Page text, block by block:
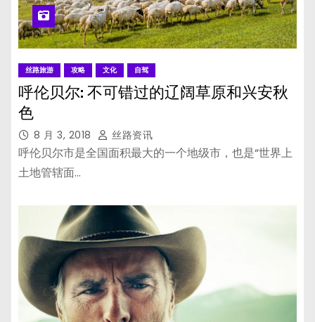
丝路旅游 攻略 文化 自驾
呼伦贝尔: 不可错过的辽阔草原和兴安秋
色
8 月 3, 2018 丝路资讯
呼伦贝尔市是全国面积最大的一个地级市，也是“世界上
土地管辖面…